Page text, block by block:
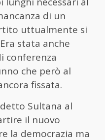
di un
uttualmente si
stata anche
conferenza
che però al
fissata.
detto Sultana al
il nuovo
la democrazia ma